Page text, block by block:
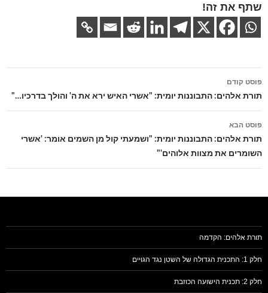
שתף את זה!
ניווט
בפוסטים
פוסט קודם
תורת אלהים: התבוננות יומית: "אשרי האיש ירא את ה' והולך בדרכיו…"
פוסט הבא
תורת אלהים: התבוננות יומית: "ושמעתי קול מן השמים אומר: 'אשרי
השומרים את מצוות אלוהים'"
תורת אלהים: הקדמה
חלק 1: התכנית הגדולה של השטן נגד הגויים
חלק 2: תכנית הישועה הכוזבת